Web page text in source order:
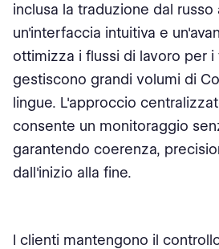
inclusa la traduzione dal russo
un'interfaccia intuitiva e
ottimizza i flussi di lavoro per i
gestiscono grandi volumi di
lingue. L'approccio
consente un monitoraggio
garantendo coerenza,
dall'inizio alla fine.
I clienti mantengono il